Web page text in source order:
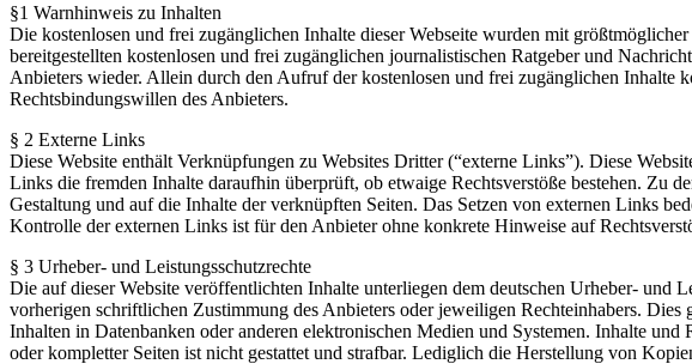
§1 Warnhinweis zu Inhalten
Die kostenlosen und frei zugänglichen Inhalte dieser Webseite wurden mit
bereitgestellten kostenlosen und frei zugänglichen journalistischen Ratgeber und
Anbieters wieder. Allein durch den Aufruf der kostenlosen und frei zugänglichen Inhalte
Rechtsbindungswillen des Anbieters.
§ 2 Externe Links
Diese Website enthält Verknüpfungen zu Websites Dritter (“externe Links”). Diese
Links die fremden Inhalte daraufhin überprüft, ob etwaige Rechtsverstöße bestehen. Zu
Gestaltung und auf die Inhalte der verknüpften Seiten. Das Setzen von externen Links
Kontrolle der externen Links ist für den Anbieter ohne konkrete Hinweise auf
§ 3 Urheber- und Leistungsschutzrechte
Die auf dieser Website veröffentlichten Inhalte unterliegen dem deutschen Urheber- und
vorherigen schriftlichen Zustimmung des Anbieters oder jeweiligen Rechteinhabers.
Inhalten in Datenbanken oder anderen elektronischen Medien und Systemen. Inhalte
oder kompletter Seiten ist nicht gestattet und strafbar. Lediglich die Herstellung von